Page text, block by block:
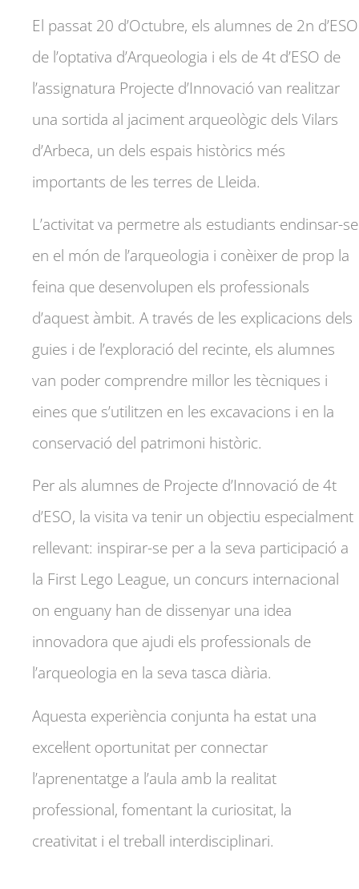
El passat 20 d’Octubre, els alumnes de 2n d’ESO
de l’optativa d’Arqueologia i els de 4t d’ESO de
l’assignatura Projecte d’Innovació van realitzar
una sortida al jaciment arqueològic dels Vilars
d’Arbeca, un dels espais històrics més
importants de les terres de Lleida.
L’activitat va permetre als estudiants endinsar-se
en el món de l’arqueologia i conèixer de prop la
feina que desenvolupen els professionals
d’aquest àmbit. A través de les explicacions dels
guies i de l’exploració del recinte, els alumnes
van poder comprendre millor les tècniques i
eines que s’utilitzen en les excavacions i en la
conservació del patrimoni històric.
Per als alumnes de Projecte d’Innovació de 4t
d’ESO, la visita va tenir un objectiu especialment
rellevant: inspirar-se per a la seva participació a
la First Lego League, un concurs internacional
on enguany han de dissenyar una idea
innovadora que ajudi els professionals de
l’arqueologia en la seva tasca diària.
Aquesta experiència conjunta ha estat una
excel·lent oportunitat per connectar
l’aprenentatge a l’aula amb la realitat
professional, fomentant la curiositat, la
creativitat i el treball interdisciplinari.